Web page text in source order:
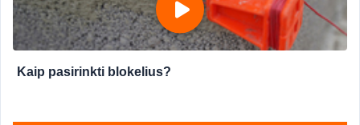
Kaip pasirinkti blokelius?